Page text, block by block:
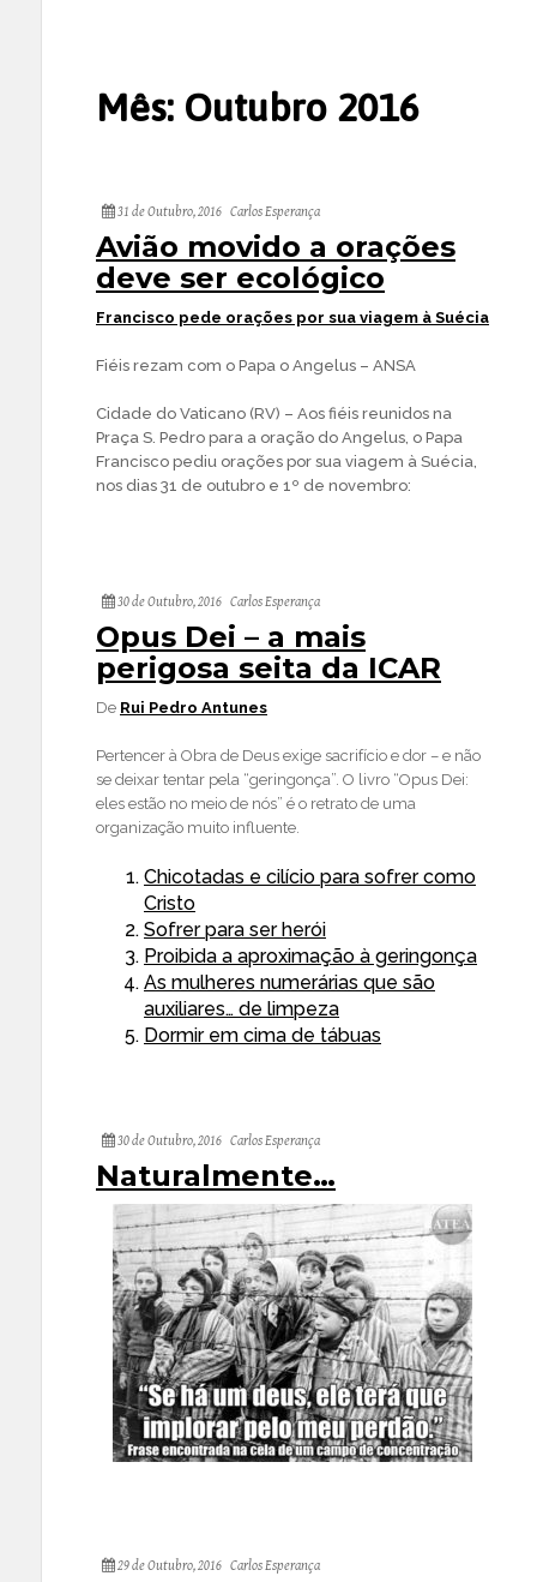
Mês: Outubro 2016
31 de Outubro, 2016 Carlos Esperança
Avião movido a orações
deve ser ecológico
Francisco pede orações por sua viagem à Suécia
Fiéis rezam com o Papa o Angelus – ANSA
Cidade do Vaticano (RV) – Aos fiéis reunidos na
Praça S. Pedro para a oração do Angelus, o Papa
Francisco pediu orações por sua viagem à Suécia,
nos dias 31 de outubro e 1º de novembro:
30 de Outubro, 2016 Carlos Esperança
Opus Dei – a mais
perigosa seita da ICAR
De Rui Pedro Antunes
Pertencer à Obra de Deus exige sacrifício e dor – e não
se deixar tentar pela “geringonça”. O livro “Opus Dei:
eles estão no meio de nós” é o retrato de uma
organização muito influente.
Chicotadas e cilício para sofrer como
Cristo
Sofrer para ser herói
Proibida a aproximação à geringonça
As mulheres numerárias que são
auxiliares… de limpeza
Dormir em cima de tábuas
30 de Outubro, 2016 Carlos Esperança
Naturalmente…
29 de Outubro, 2016 Carlos Esperança